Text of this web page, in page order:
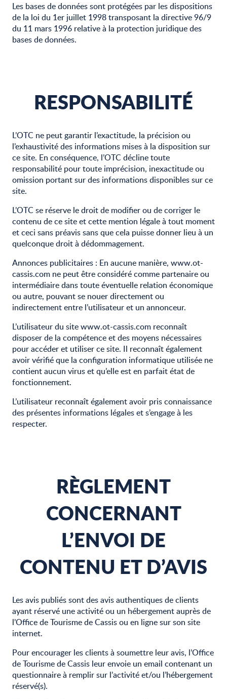
Les bases de données sont protégées par les dispositions
de la loi du 1er juillet 1998 transposant la directive 96/9
du 11 mars 1996 relative à la protection juridique des
bases de données.
RESPONSABILITÉ
L’OTC ne peut garantir l’exactitude, la précision ou
l’exhaustivité des informations mises à la disposition sur
ce site. En conséquence, l’OTC décline toute
responsabilité pour toute imprécision, inexactitude ou
omission portant sur des informations disponibles sur ce
site.
L’OTC se réserve le droit de modifier ou de corriger le
contenu de ce site et cette mention légale à tout moment
et ceci sans préavis sans que cela puisse donner lieu à un
quelconque droit à dédommagement.
Annonces publicitaires : En aucune manière, www.ot-
cassis.com ne peut être considéré comme partenaire ou
intermédiaire dans toute éventuelle relation économique
ou autre, pouvant se nouer directement ou
indirectement entre l’utilisateur et un annonceur.
L’utilisateur du site www.ot-cassis.com reconnaît
disposer de la compétence et des moyens nécessaires
pour accéder et utiliser ce site. Il reconnaît également
avoir vérifié que la configuration informatique utilisée ne
contient aucun virus et qu’elle est en parfait état de
fonctionnement.
L’utilisateur reconnaît également avoir pris connaissance
des présentes informations légales et s’engage à les
respecter.
RÈGLEMENT
CONCERNANT
L’ENVOI DE
CONTENU ET D’AVIS
Les avis publiés sont des avis authentiques de clients
ayant réservé une activité ou un hébergement auprès de
l’Office de Tourisme de Cassis ou en ligne sur son site
internet.
Pour encourager les clients à soumettre leur avis, l’Office
de Tourisme de Cassis leur envoie un email contenant un
questionnaire à remplir sur l’activité et/ou l’hébergement
réservé(s).